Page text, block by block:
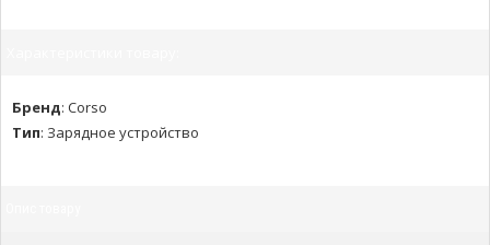
Бренд: Corso
Тип: Зарядное устройство